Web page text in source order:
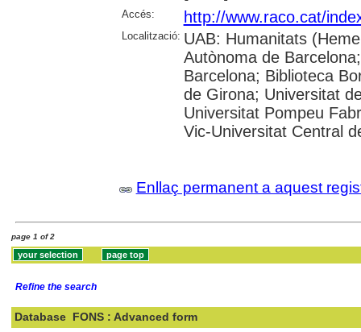
Accés: http://www.raco.cat/
Localització: UAB: Humanitats
Autònoma de
Barcelona; Biblioteca
de Girona; Universitat
Universitat Pompeu
Vic-Universitat Central
Enllaç permanent a aquest
page 1 of 2
Refine the search
Database FONS : Advanced form